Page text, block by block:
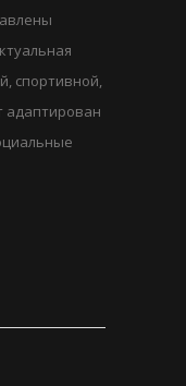
спортивной,
адаптирован